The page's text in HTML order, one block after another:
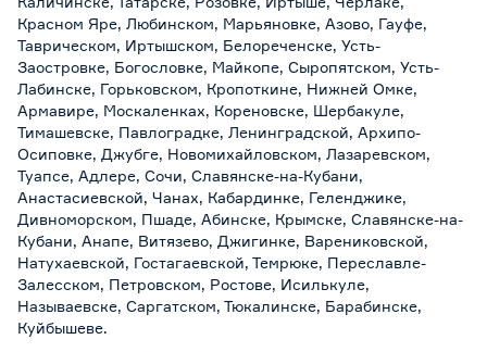
Красном Яре, Любинском, Марьяновке, Азово, Гауфе,
Таврическом, Иртышском, Белореченске, Усть-
Заостровке, Богословке, Майкопе, Сыропятском, Усть-
Лабинске, Горьковском, Кропоткине, Нижней Омке,
Армавире, Москаленках, Кореновске, Шербакуле,
Тимашевске, Павлоградке, Ленинградской, Архипо-
Осиповке, Джубге, Новомихайловском, Лазаревском,
Туапсе, Адлере, Сочи, Славянске-на-Кубани,
Анастасиевской, Чанах, Кабардинке, Геленджике,
Дивноморском, Пшаде, Абинске, Крымске, Славянске-на-
Кубани, Анапе, Витязево, Джигинке, Варениковской,
Натухаевской, Гостагаевской, Темрюке, Переславле-
Залесском, Петровском, Ростове, Исилькуле,
Называевске, Саргатском, Тюкалинске, Барабинске,
Куйбышеве.